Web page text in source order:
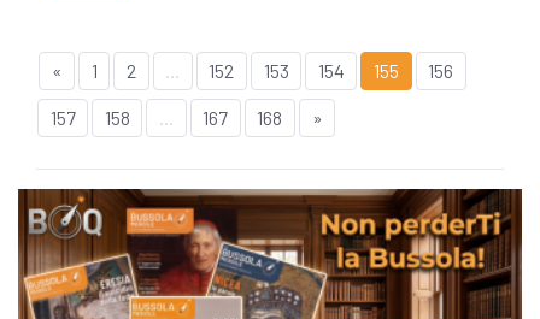
« 1 2 ... 152 153 154 155 156
157 158 ... 167 168 »